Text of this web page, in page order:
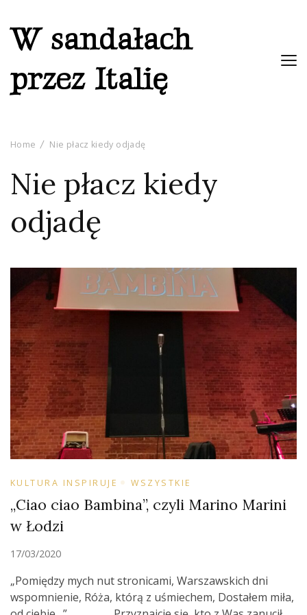
W sandałach
przez Italię
Home Nie płacz kiedy odjadę
Nie płacz kiedy
odjadę
KULTURA INSPIRUJE WSZYSTKIE
„Ciao ciao Bambina”, czyli Marino Marini
w Łodzi
17/03/2020
„Pomiędzy mych nut stronicami, Warszawskich dni
wspomnienie, Róża, którą z uśmiechem, Dostałem miła,